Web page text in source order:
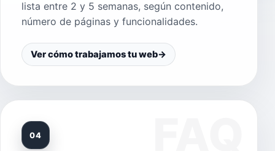
lista entre 2 y 5 semanas, según contenido,
número de páginas y funcionalidades.
Ver cómo trabajamos tu web→
04